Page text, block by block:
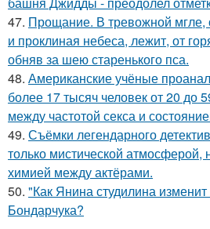
47. Прощание. В тревожной мгле,
и проклиная небеса, лежит, от
обняв за шею старенького пса.
48. Американские учёные
более 17 тысяч человек от 20 до
между частотой секса и
49. Съёмки легендарного
только мистической атмосферой,
химией между актёрами.
50. "Как Янина студилина
Бондарчука?